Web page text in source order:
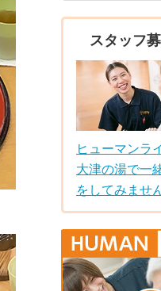
スタッフ
ヒューマンラ
大津の湯で一
をしてみませ